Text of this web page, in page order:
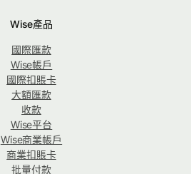
Wise產品
國際匯款
Wise帳戶
國際扣賬卡
大額匯款
收款
Wise平台
Wise商業帳戶
商業扣賬卡
批量付款